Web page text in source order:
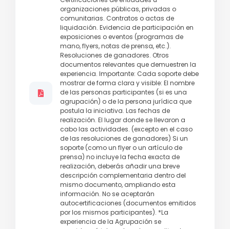
organizaciones públicas, privadas o
comunitarias. Contratos o actas de
liquidación. Evidencia de participación en
exposiciones o eventos (programas de
mano, flyers, notas de prensa, etc.).
Resoluciones de ganadores. Otros
documentos relevantes que demuestren la
experiencia. Importante: Cada soporte debe
mostrar de forma clara y visible: El nombre
de las personas participantes (si es una
agrupación) o de la persona jurídica que
postula la iniciativa. Las fechas de
realización. El lugar donde se llevaron a
cabo las actividades. (excepto en el caso
de las resoluciones de ganadores) Si un
soporte (como un flyer o un artículo de
prensa) no incluye la fecha exacta de
realización, deberás añadir una breve
descripción complementaria dentro del
mismo documento, ampliando esta
información. No se aceptarán
autocertificaciones (documentos emitidos
por los mismos participantes). *La
experiencia de la Agrupación se